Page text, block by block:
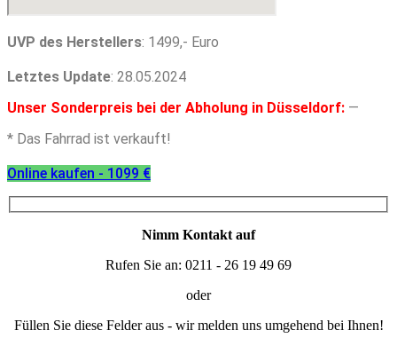
UVP des Herstellers: 1499,- Euro
Letztes Update: 28.05.2024
Unser Sonderpreis bei der Abholung in Düsseldorf: —
* Das Fahrrad ist verkauft!
Online kaufen - 1099 €
Nimm Kontakt auf
Rufen Sie an: 0211 - 26 19 49 69
oder
Füllen Sie diese Felder aus - wir melden uns umgehend bei Ihnen!